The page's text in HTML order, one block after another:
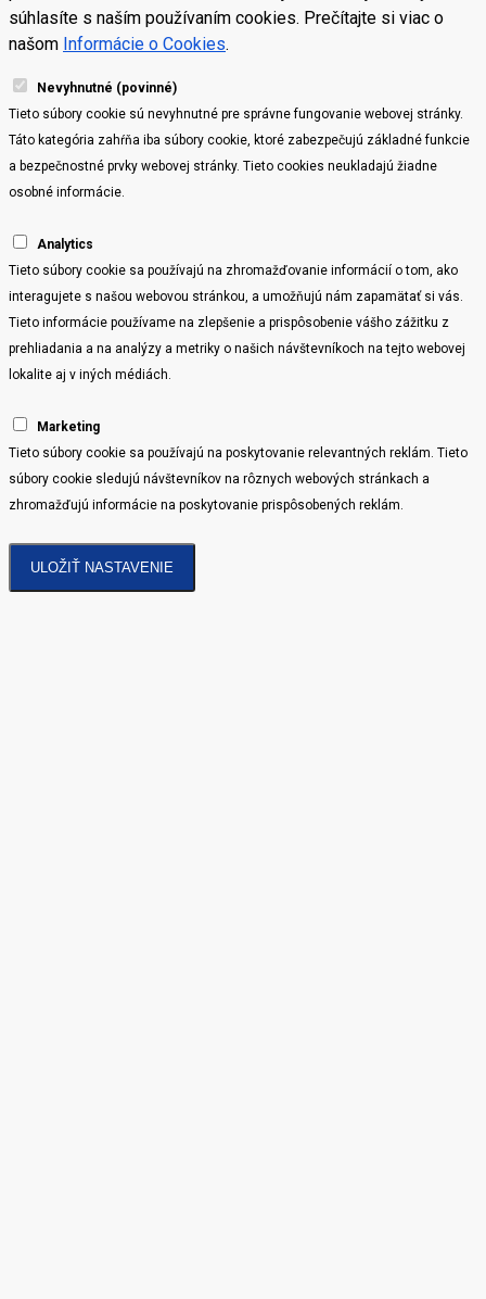
súhlasíte s naším používaním cookies. Prečítajte si viac o
našom Informácie o Cookies.
Nevyhnutné (povinné)
Tieto súbory cookie sú nevyhnutné pre správne fungovanie webovej stránky.
Táto kategória zahŕňa iba súbory cookie, ktoré zabezpečujú základné funkcie
a bezpečnostné prvky webovej stránky. Tieto cookies neukladajú žiadne
osobné informácie.
Analytics
Tieto súbory cookie sa používajú na zhromažďovanie informácií o tom, ako
interagujete s našou webovou stránkou, a umožňujú nám zapamätať si vás.
Tieto informácie používame na zlepšenie a prispôsobenie vášho zážitku z
prehliadania a na analýzy a metriky o našich návštevníkoch na tejto webovej
lokalite aj v iných médiách.
Marketing
Tieto súbory cookie sa používajú na poskytovanie relevantných reklám. Tieto
súbory cookie sledujú návštevníkov na rôznych webových stránkach a
zhromažďujú informácie na poskytovanie prispôsobených reklám.
ULOŽIŤ NASTAVENIE